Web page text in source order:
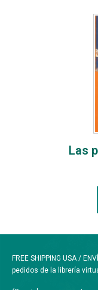
Las
FREE SHIPPING USA /
pedidos de la librería